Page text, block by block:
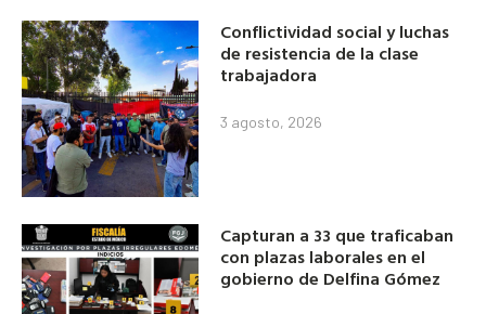
Conflictividad social y luchas
de resistencia de la clase
trabajadora
3 agosto, 2026
Capturan a 33 que traficaban
con plazas laborales en el
gobierno de Delfina Gómez